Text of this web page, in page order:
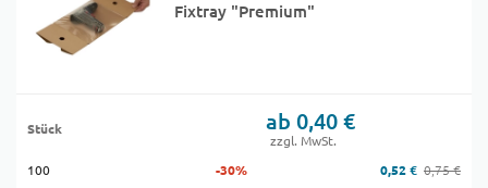
Fixtray "Premium"
Stück ab 0,40 €
zzgl. MwSt.
100
-30% 0,52 € 0,75 €